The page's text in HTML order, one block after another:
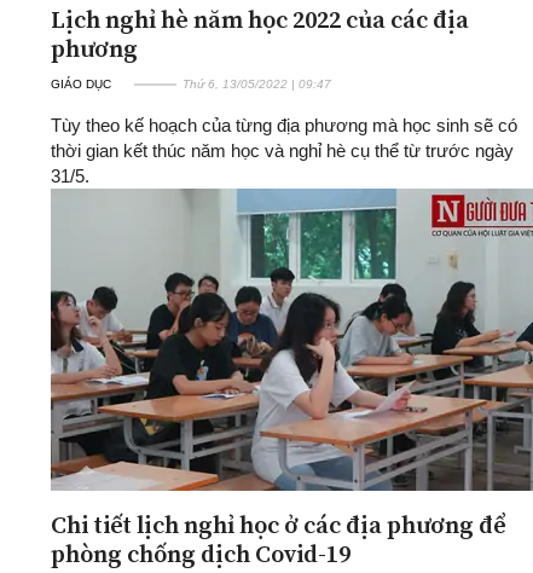
Lịch nghỉ hè năm học 2022 của các địa
phương
GIÁO DỤC Thứ 6, 13/05/2022 | 09:47
Tùy theo kế hoạch của từng địa phương mà học sinh sẽ có
thời gian kết thúc năm học và nghỉ hè cụ thể từ trước ngày
31/5.
Chi tiết lịch nghỉ học ở các địa phương để
phòng chống dịch Covid-19